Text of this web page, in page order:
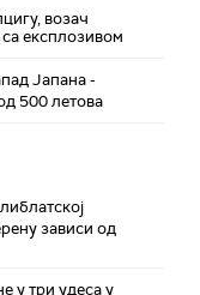
возач
експлозивом
Јапана -
500 летова
зависи од
у три удеса у